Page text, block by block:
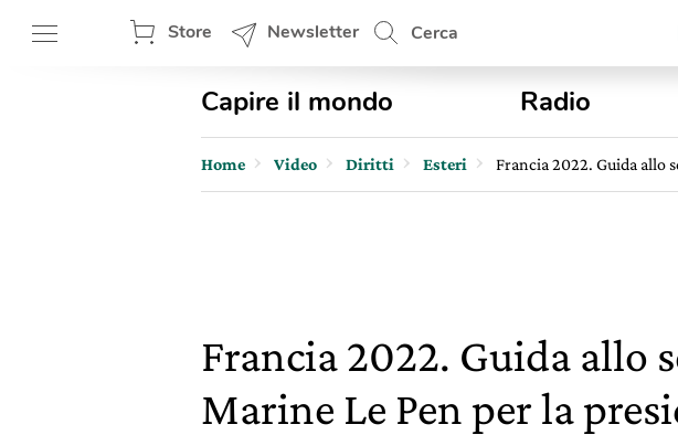
Store Newsletter Cerca
Capire il mondo Radio
Home Video Diritti Esteri Francia 2022. Guida allo
Francia 2022. Guida allo
Marine Le Pen per la